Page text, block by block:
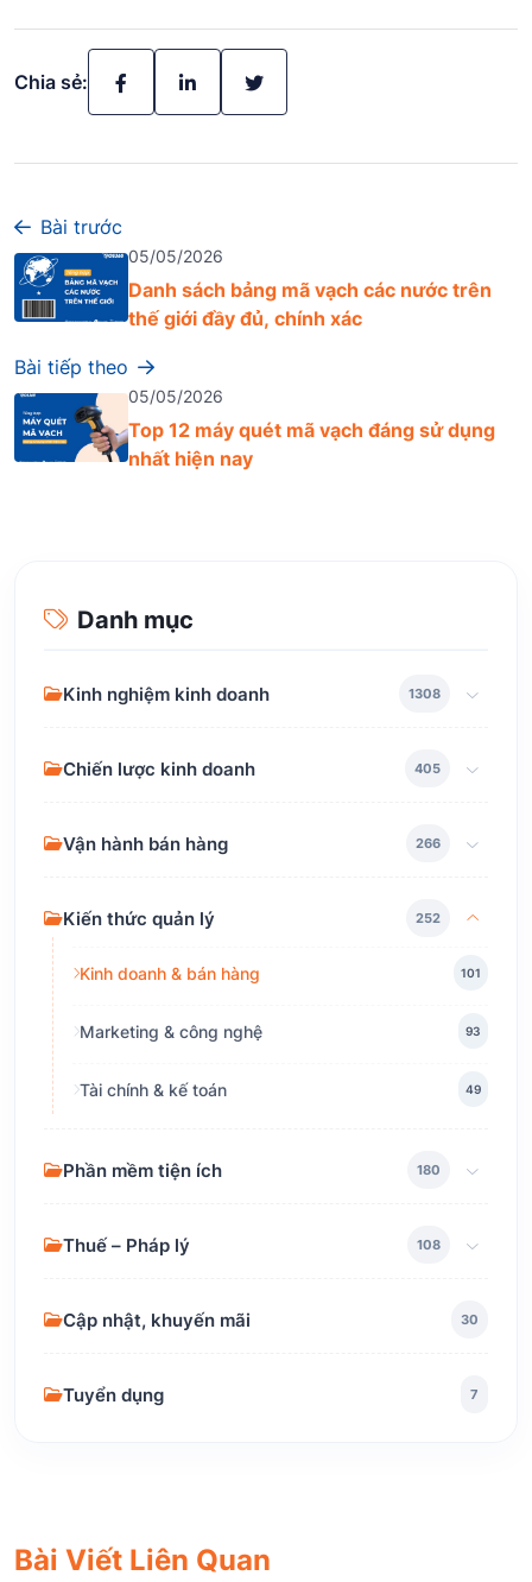
Chia sẻ:
Bài trước
05/05/2026
Danh sách bảng mã vạch các nước trên
thế giới đầy đủ, chính xác
Bài tiếp theo
05/05/2026
Top 12 máy quét mã vạch đáng sử dụng
nhất hiện nay
Danh mục
Kinh nghiệm kinh doanh 1308
Chiến lược kinh doanh 405
Vận hành bán hàng 266
Kiến thức quản lý 252
Kinh doanh & bán hàng 101
Marketing & công nghệ 93
Tài chính & kế toán 49
Phần mềm tiện ích 180
Thuế – Pháp lý 108
Cập nhật, khuyến mãi 30
Tuyển dụng 7
Bài Viết Liên Quan